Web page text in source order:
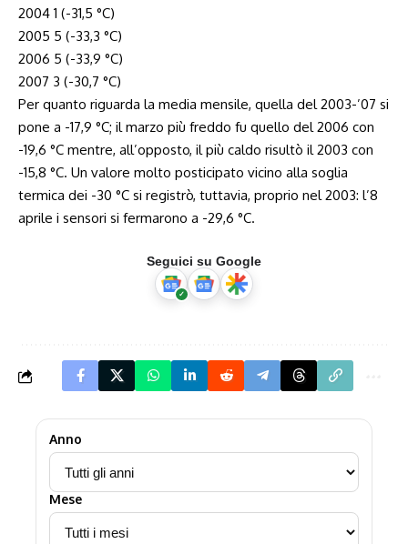
2004 1 (-31,5 °C)
2005 5 (-33,3 °C)
2006 5 (-33,9 °C)
2007 3 (-30,7 °C)
Per quanto riguarda la media mensile, quella del 2003-’07 si
pone a -17,9 °C; il marzo più freddo fu quello del 2006 con
-19,6 °C mentre, all’opposto, il più caldo risultò il 2003 con
-15,8 °C. Un valore molto posticipato vicino alla soglia
termica dei -30 °C si registrò, tuttavia, proprio nel 2003: l’8
aprile i sensori si fermarono a -29,6 °C.
Seguici su Google
Anno
Mese